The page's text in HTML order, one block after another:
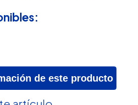
de este producto